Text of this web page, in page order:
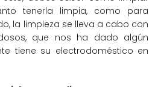
tenerla limpia, como para
la limpieza se lleva a cabo con
que nos ha dado algún
tiene su electrodoméstico en